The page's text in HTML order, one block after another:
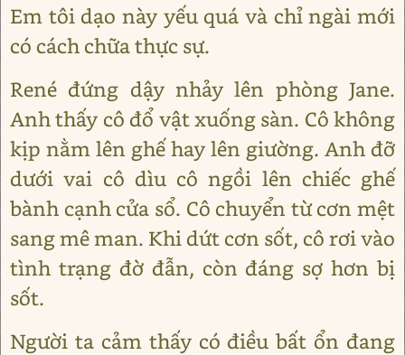
Em tôi dạo này yếu quá và chỉ ngài mới
có cách chữa thực sự.
René đứng dậy nhảy lên phòng Jane.
Anh thấy cô đổ vật xuống sàn. Cô không
kịp nằm lên ghế hay lên giường. Anh đỡ
dưới vai cô dìu cô ngồi lên chiếc ghế
bành cạnh cửa sổ. Cô chuyển từ cơn mệt
sang mê man. Khi dứt cơn sốt, cô rơi vào
tình trạng đờ đẫn, còn đáng sợ hơn bị
sốt.
Người ta cảm thấy có điều bất ổn đang